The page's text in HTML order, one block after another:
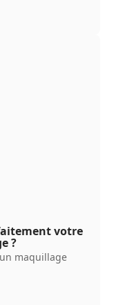
votre
?
maquillage